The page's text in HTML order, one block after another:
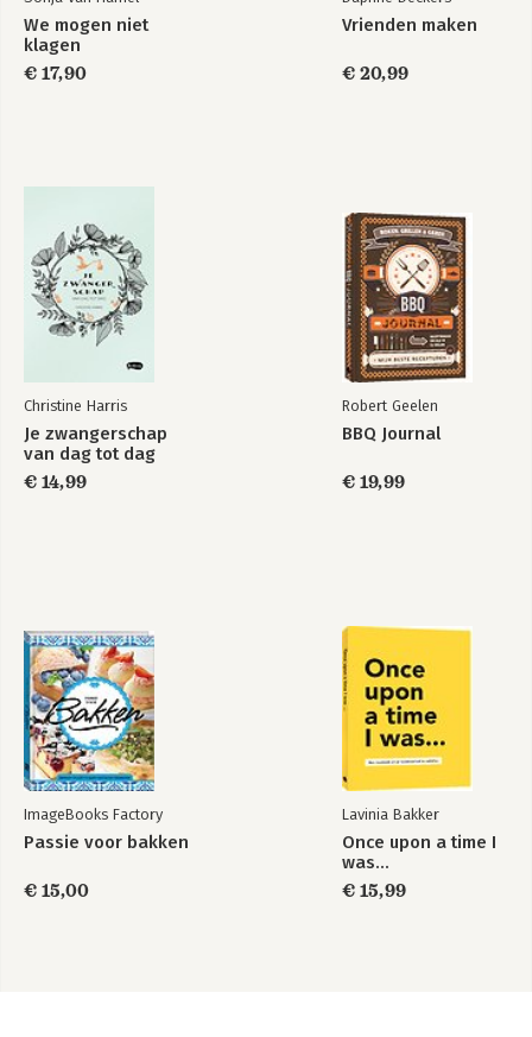
We mogen niet
klagen
€ 17,90
Vrienden maken
€ 20,99
Christine Harris
Je zwangerschap
van dag tot dag
€ 14,99
Robert Geelen
BBQ Journal
€ 19,99
ImageBooks Factory
Passie voor bakken
€ 15,00
Lavinia Bakker
Once upon a time I
was...
€ 15,99